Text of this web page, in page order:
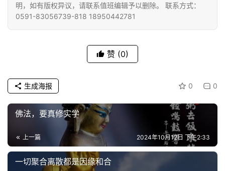
佛
院
礼
视
频
明，如有版权异议，请联系值班编辑予以删除。 联系方式：
0591-83056739-818 18950442781
赞 (0)
0 0
生成海报
佛法，要真修实学
上一篇 2024年10月12日 下午2:33
一切聚合离散都是因缘和合